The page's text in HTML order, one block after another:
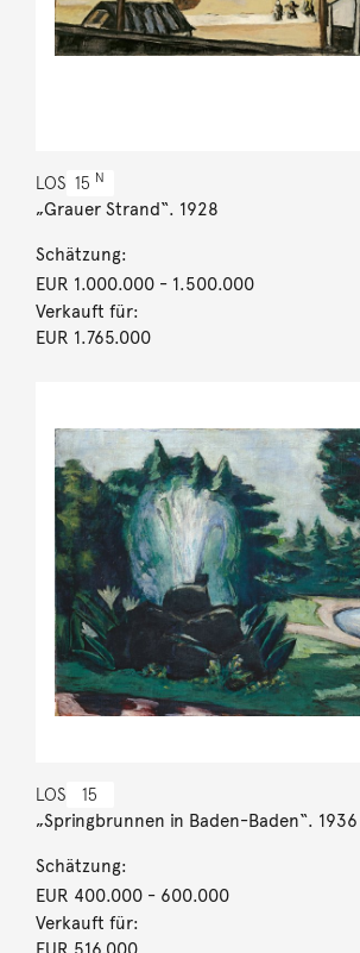
LOS 15 N
„Grauer Strand“. 1928
Schätzung:
EUR 1.000.000- 1.500.000
Verkauft für:
EUR 1.765.000
LOS 15
„Springbrunnen in Baden-Baden“. 1936
Schätzung:
EUR 400.000- 600.000
Verkauft für: